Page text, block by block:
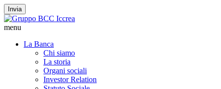
Invia
menu
La Banca
Chi siamo
La storia
Organi sociali
Investor Relation